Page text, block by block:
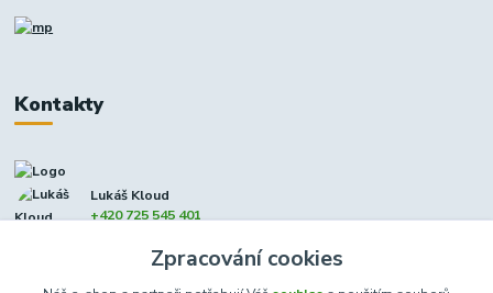
Kontakty
Lukáš Kloud
+420 725 545 401
Zpracování cookies